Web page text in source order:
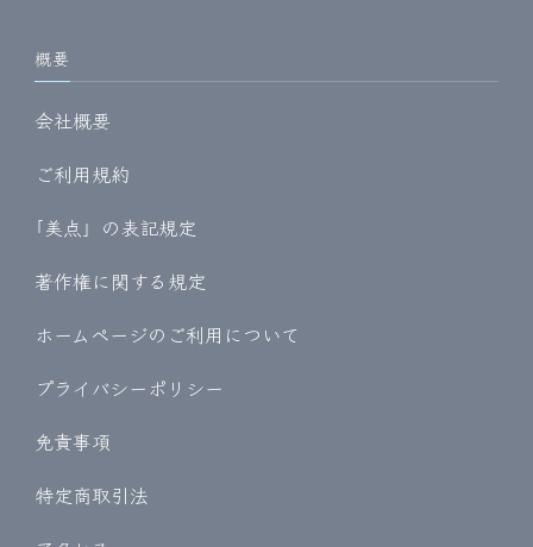
概要
会社概要
ご利用規約
｢美点」の表記規定
著作権に関する規定
ホームページのご利用について
プライバシーポリシー
免責事項
特定商取引法